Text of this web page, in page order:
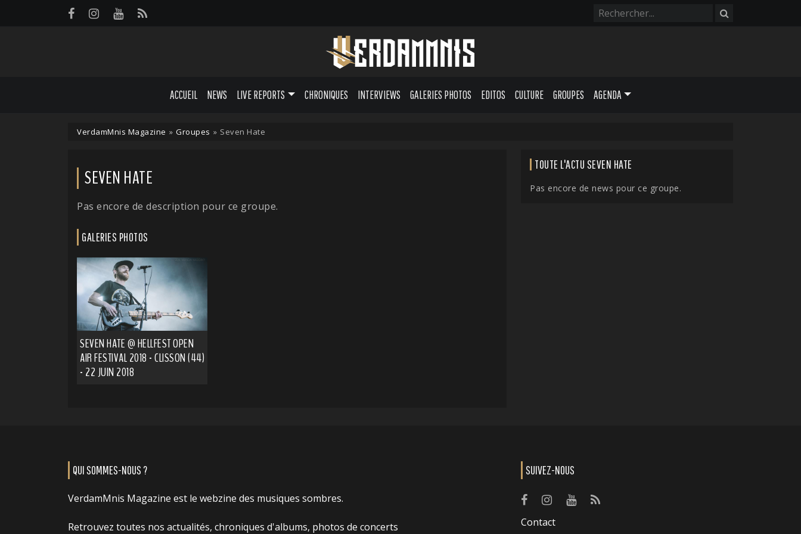
ACCUEIL NEWS LIVE REPORTS CHRONIQUES INTERVIEWS GALERIES PHOTOS EDITOS CULTURE GROUPES AGENDA
VerdamMnis Magazine » Groupes » Seven Hate
SEVEN HATE
Pas encore de description pour ce groupe.
GALERIES PHOTOS
SEVEN HATE @ HELLFEST OPEN
AIR FESTIVAL 2018 - CLISSON (44)
- 22 JUIN 2018
TOUTE L'ACTU SEVEN HATE
Pas encore de news pour ce groupe.
QUI SOMMES-NOUS ?
VerdamMnis Magazine est le webzine des musiques sombres.
Retrouvez toutes nos actualités, chroniques d'albums, photos de concerts
SUIVEZ-NOUS
Contact
Panneau de gestion des cookies